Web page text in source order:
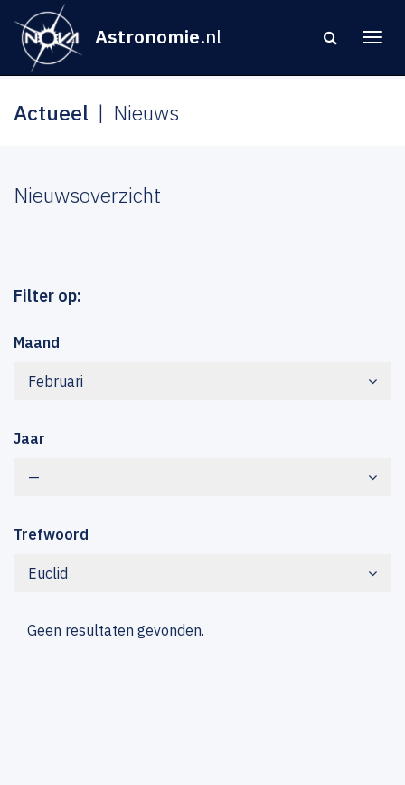
Astronomie.nl
Actueel Nieuws
Nieuwsoverzicht
Filter op:
Maand
Februari
Jaar
—
Trefwoord
Euclid
Geen resultaten gevonden.